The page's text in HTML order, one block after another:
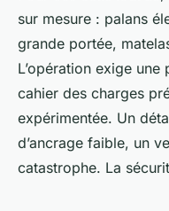
sur mesure : palans
grande portée,
L’opération exige
cahier des charges
expérimentée. Un
d’ancrage faible, un
catastrophe. La